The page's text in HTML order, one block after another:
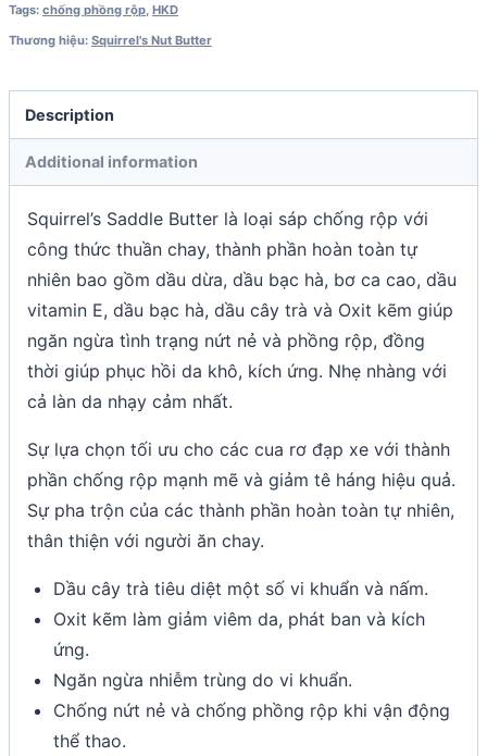
Tags: chống phồng rộp, HKD
Thương hiệu: Squirrel's Nut Butter
Description
Additional information
Squirrel’s Saddle Butter là loại sáp chống rộp với
công thức thuần chay, thành phần hoàn toàn tự
nhiên bao gồm dầu dừa, dầu bạc hà, bơ ca cao, dầu
vitamin E, dầu bạc hà, dầu cây trà và Oxit kẽm giúp
ngăn ngừa tình trạng nứt nẻ và phồng rộp, đồng
thời giúp phục hồi da khô, kích ứng. Nhẹ nhàng với
cả làn da nhạy cảm nhất.
Sự lựa chọn tối ưu cho các cua rơ đạp xe với thành
phần chống rộp mạnh mẽ và giảm tê háng hiệu quả.
Sự pha trộn của các thành phần hoàn toàn tự nhiên,
thân thiện với người ăn chay.
Dầu cây trà tiêu diệt một số vi khuẩn và nấm.
Oxit kẽm làm giảm viêm da, phát ban và kích
ứng.
Ngăn ngừa nhiễm trùng do vi khuẩn.
Chống nứt nẻ và chống phồng rộp khi vận động
thể thao.